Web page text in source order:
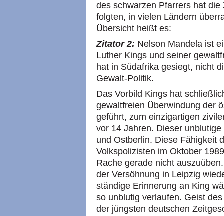
des schwarzen Pfarrers hat
folgten, in vielen Ländern
Übersicht heißt es:
Zitator 2: Nelson Mandela ist
Luther Kings und seiner
hat in Südafrika gesiegt, nicht
Gewalt-Politik.
Das Vorbild Kings hat
gewaltfreien Überwindung der
geführt, zum einzigartigen
vor 14 Jahren. Dieser
und Ostberlin. Diese Fähigkeit
Volkspolizisten im Oktober
Rache gerade nicht
der Versöhnung in Leipzig
ständige Erinnerung an King
so unblutig verlaufen. Geist
der jüngsten deutschen